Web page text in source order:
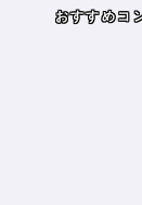
テンツまとめ